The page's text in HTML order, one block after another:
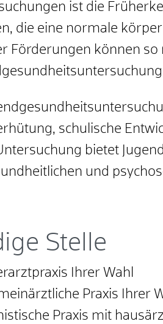
ist die
die eine normale
Förderungen können
schulische
bietet
und
Stelle
Ihrer Wahl
Praxis Ihrer
Praxis mit